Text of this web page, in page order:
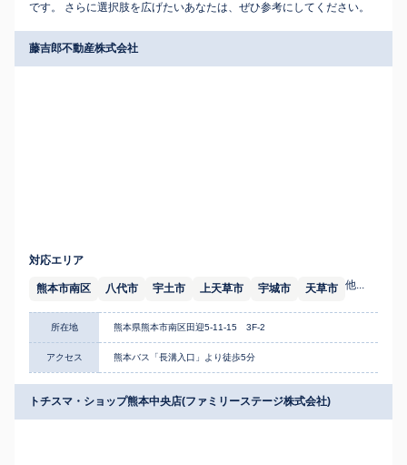
です。 さらに選択肢を広げたいあなたは、ぜひ参考にしてください。
藤吉郎不動産株式会社
対応エリア
熊本市南区 八代市 宇土市 上天草市 宇城市 天草市 他...
所在地 熊本県熊本市南区田迎5-11-15 3F-2
アクセス 熊本バス「長溝入口」より徒歩5分
トチスマ・ショップ熊本中央店(ファミリーステージ株式会社)